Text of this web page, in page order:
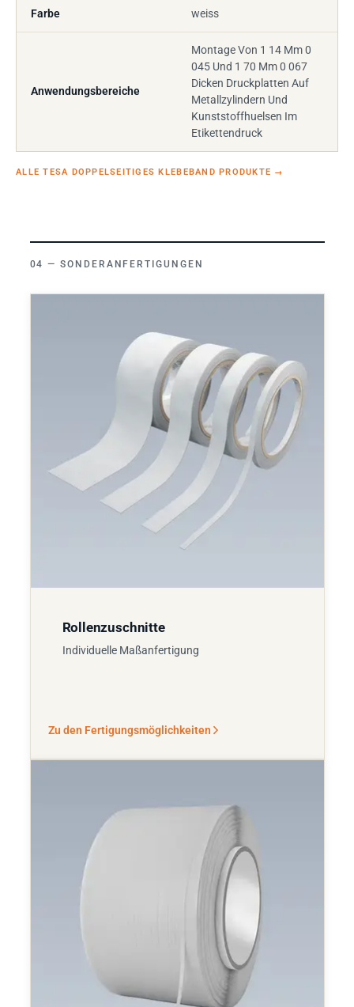
Farbe weiss
Anwendungsbereiche
Montage Von 1 14 Mm 0
045 Und 1 70 Mm 0 067
Dicken Druckplatten Auf
Metallzylindern Und
Kunststoffhuelsen Im
Etikettendruck
ALLE TESA DOPPELSEITIGES KLEBEBAND PRODUKTE →
SONDERANFERTIGUNGEN
Rollenzuschnitte
Individuelle Maßanfertigung
Zu den Fertigungsmöglichkeiten